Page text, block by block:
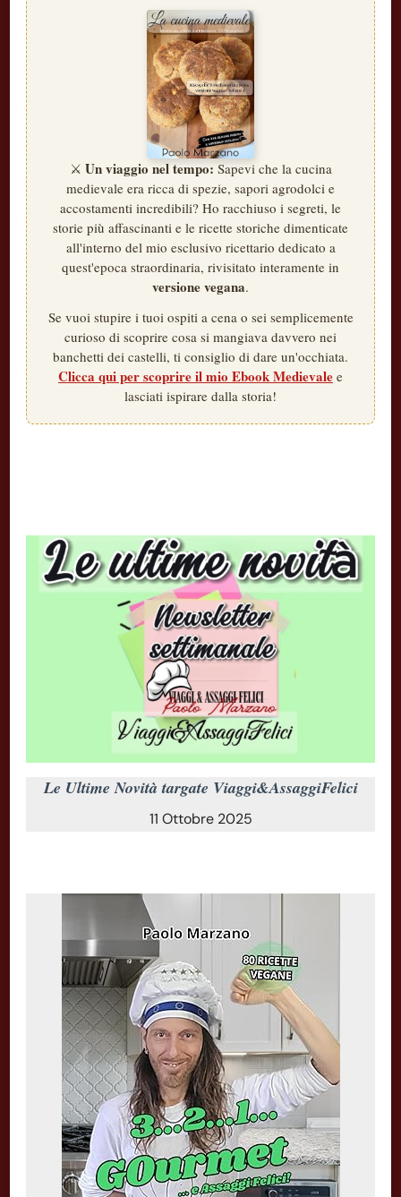
⚔️ Un viaggio nel tempo: Sapevi che la cucina
medievale era ricca di spezie, sapori agrodolci e
accostamenti incredibili? Ho racchiuso i segreti, le
storie più affascinanti e le ricette storiche dimenticate
all'interno del mio esclusivo ricettario dedicato a
quest'epoca straordinaria, rivisitato interamente in
versione vegana.
Se vuoi stupire i tuoi ospiti a cena o sei semplicemente
curioso di scoprire cosa si mangiava davvero nei
banchetti dei castelli, ti consiglio di dare un'occhiata.
Clicca qui per scoprire il mio Ebook Medievale e
lasciati ispirare dalla storia!
Le Ultime Novità targate Viaggi&AssaggiFelici
11 Ottobre 2025